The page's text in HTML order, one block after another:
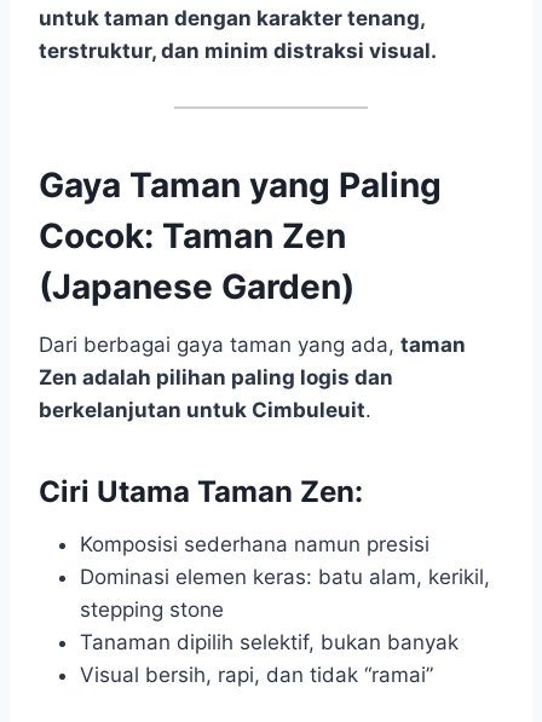
untuk taman dengan karakter tenang,
terstruktur, dan minim distraksi visual.
Gaya Taman yang Paling
Cocok: Taman Zen
(Japanese Garden)
Dari berbagai gaya taman yang ada, taman
Zen adalah pilihan paling logis dan
berkelanjutan untuk Cimbuleuit.
Ciri Utama Taman Zen:
Komposisi sederhana namun presisi
Dominasi elemen keras: batu alam, kerikil,
stepping stone
Tanaman dipilih selektif, bukan banyak
Visual bersih, rapi, dan tidak “ramai”